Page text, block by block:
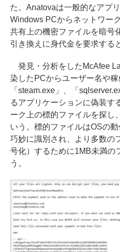
た。Anatovaは一般的なアプ
Windows PCからネットワー
共有上の機密ファイルを暗号
引き換えに身代金を要求する
発見・分析をしたMcAfee
染したPCからユーザー名や稼
「steam.exe」、「
るアプリケーションに偽装す
ーク上の標的ファイルを探し
いう。標的ファイルはOSの
巧妙に識別され、より多数の
号化）するために1MB未満の
う。